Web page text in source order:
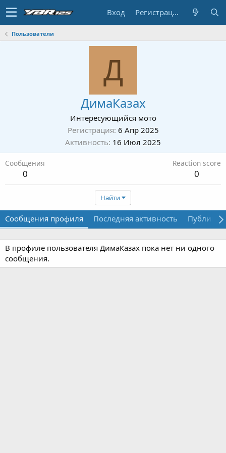
Вход Регистрация
Пользователи
Д
ДимаКазах
Интересующийся мото
Регистрация 6 Апр 2025
Активность 16 Июл 2025
Сообщения
0
Reaction score
0
Найти
Сообщения профиля Последняя активность
В профиле пользователя ДимаКазах пока нет ни одного
сообщения.